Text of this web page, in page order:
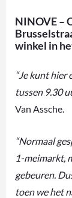
NINOVE –
winkel in
“Je kunt hier
tussen 9.30
Van Assche.
“Normaal
1-meimarkt,
gebeuren.
toen we het